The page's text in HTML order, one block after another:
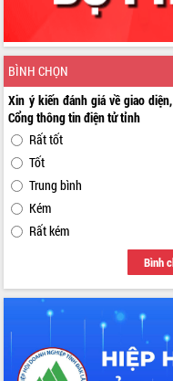
BÌNH CHỌN
Xin ý kiến đánh giá về giao
Cổng thông tin điện tử tỉnh
Rất tốt
Tốt
Trung bình
Kém
Rất kém
Bình